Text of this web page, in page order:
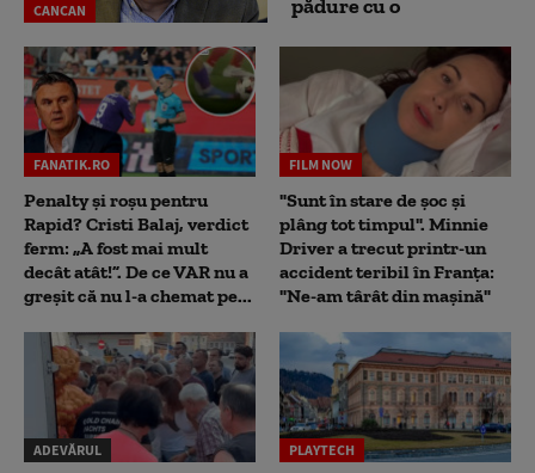
CANCAN pădure cu o
FANATIK.RO
Penalty și roșu pentru
Rapid? Cristi Balaj, verdict
ferm: „A fost mai mult
decât atât!”. De ce VAR nu a
greșit că nu l-a chemat pe...
FILM NOW
"Sunt în stare de șoc și
plâng tot timpul". Minnie
Driver a trecut printr-un
accident teribil în Franța:
"Ne-am târât din mașină"
ADEVĂRUL PLAYTECH